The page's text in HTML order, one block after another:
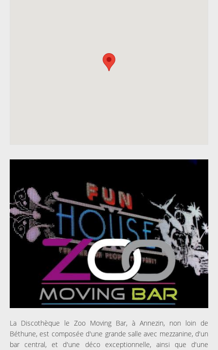
La Discothèque le Zoo Moving Bar, à Annezin, non loin de
Béthune, est composée d'une grande salle avec mezzanine, d'un
bar central, et d'une déco exceptionnelle, ainsi que d'une